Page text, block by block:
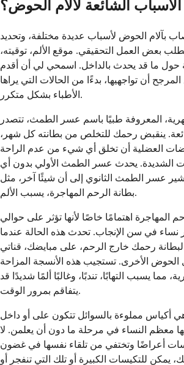
الشائعة لآلام الحوض؟
بآلام الحوض لأسباب عديدة مختلفة، وتحديد
بعض العمل التحقيقي. موقع الألم، توقيته،
حول ما قد يحدث بالداخل. اسمحي لي أن أقدم
أن تواجهيها، بدءًا من الحالات التي يراها
الأطباء بشكل متكرر.
المعروفة طبيًا باسم عسر الطمث، تتصدر
ينقبض رحمك للتخلص من بطانته كل شهر،
العضلية أن تخلق أي شيء من عدم الراحة
الشديدة. يحدث عسر الطمث الأولي بدون أي
عسر الطمث الثانوي إلى أن شيئًا آخر، مثل
بطانة الرحم المهاجرة، يسبب الألم.
المهاجرة اهتمامًا خاصًا لأنها تؤثر على حوالي
في سن الإنجاب. تحدث هذه الحالة عندما
رحمك خارج الرحم، على مبايضك، قناتي
الحوض الأخرى. تستجيب هذه الأنسجة المزاحة
مما يسبب التهابًا، تندبًا، وغالبًا ألمًا شديدًا قد
يتفاقم بمرور الوقت.
أكياس مملوءة بالسوائل تتكون على أو داخل
معظم النساء في مرحلة ما دون أن يعلمن. لا
أعراضًا وتختفي من تلقاء نفسها في غضون
يمكن للتكيسات الكبيرة أو تلك التي تنفجر أو